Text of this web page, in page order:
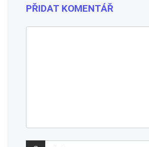
PŘIDAT KOMENTÁŘ